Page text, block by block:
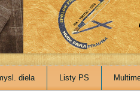
diela Listy PS